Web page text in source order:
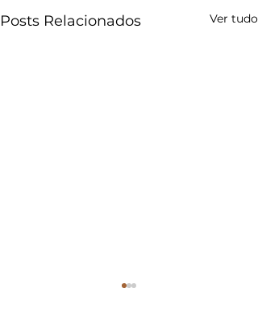
Posts Relacionados Ver tudo